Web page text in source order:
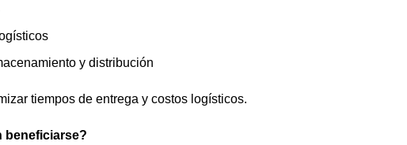
y distribución
tiempos de entrega y costos logísticos.
beneficiarse?